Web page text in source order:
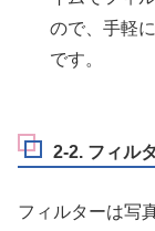
ので、手軽
です。
2-2. フィル
フィルターは写